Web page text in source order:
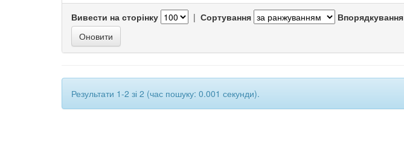
Вивести на сторінку | Сортування Впорядкування
Результати 1-2 зі 2 (час пошуку: 0.001 секунди).